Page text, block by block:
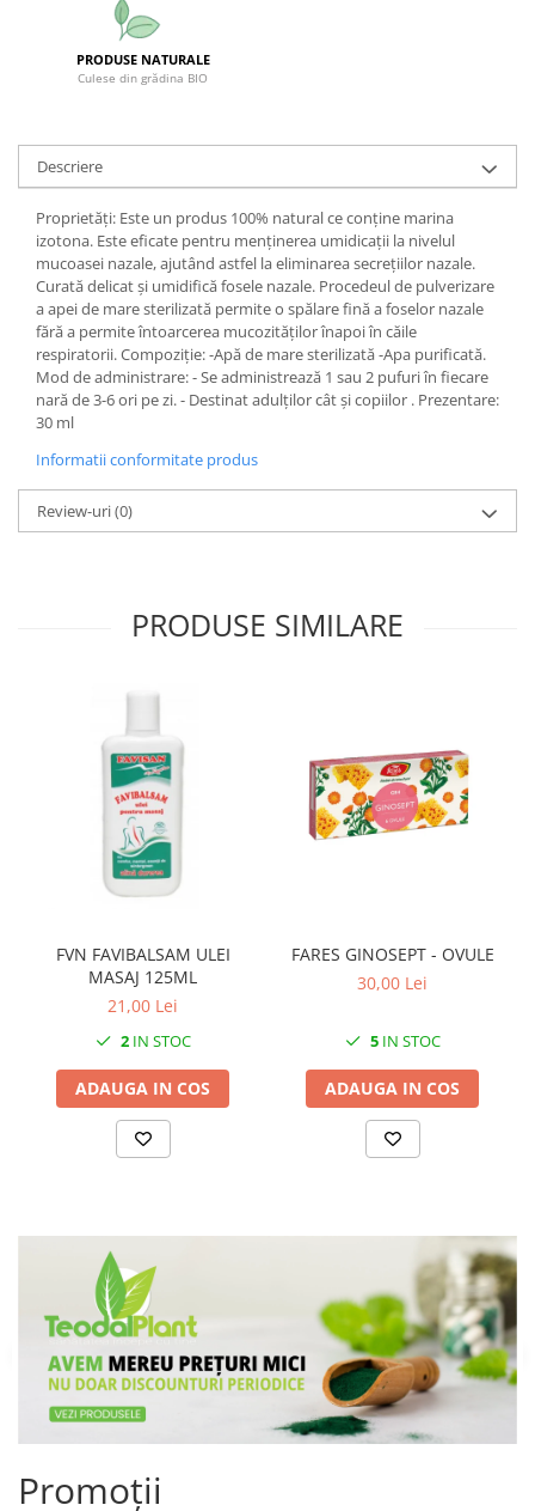
COSMETICE FAȚĂ
CREME CORP-MASAJ-MAINI -
CALCAIE
ULEIURI
CEAIURI
GEMODERIVATE
CREME AFECTIUNI PIELE
SUPOZITOARE
TINCTURI
SUPERALIMENTE
PRODUSE NATURALE
Culese din grădina BIO
Descriere
Proprietăți: Este un produs 100% natural ce conține marina
izotona. Este eficate pentru menținerea umidicații la nivelul
mucoasei nazale, ajutând astfel la eliminarea secrețiilor nazale.
Curată delicat și umidifică fosele nazale. Procedeul de pulverizare
a apei de mare sterilizată permite o spălare fină a foselor nazale
fără a permite întoarcerea mucozităților înapoi în căile
respiratorii. Compoziție: -Apă de mare sterilizată -Apa purificată.
Mod de administrare: - Se administrează 1 sau 2 pufuri în fiecare
nară de 3-6 ori pe zi. - Destinat adulților cât și copiilor . Prezentare:
30 ml
Informatii conformitate produs
Review-uri(0)
PRODUSE SIMILARE
FVN FAVIBALSAM ULEI
MASAJ 125ML
21,00 Lei
2IN STOC
ADAUGA IN COS
FARES GINOSEPT - OVULE
30,00 Lei
5IN STOC
ADAUGA IN COS
Promoții